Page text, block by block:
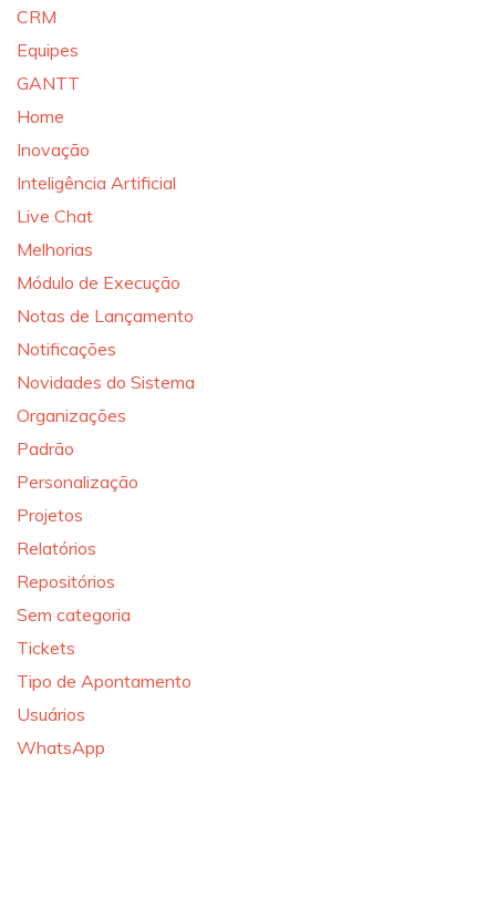
CRM
Equipes
GANTT
Home
Inovação
Inteligência Artificial
Live Chat
Melhorias
Módulo de Execução
Notas de Lançamento
Notificações
Novidades do Sistema
Organizações
Padrão
Personalização
Projetos
Relatórios
Repositórios
Sem categoria
Tickets
Tipo de Apontamento
Usuários
WhatsApp